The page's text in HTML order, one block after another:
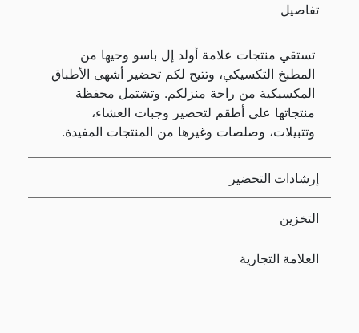
تفاصيل
تستقي منتجات علامة أولد إل باسو وحيها من
المطبخ التكسيكي، وتتيح لكم تحضير أشهى الأطباق
المكسيكية من راحة منزلكم. وتشتمل محفظة
منتجاتها على أطقم لتحضير وجبات العشاء،
وتتبيلات، وصلصات وغيرها من المنتجات المفيدة.
إرشادات التحضير
التخزين
العلامة التجارية